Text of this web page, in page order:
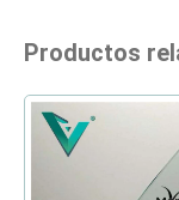
Productos